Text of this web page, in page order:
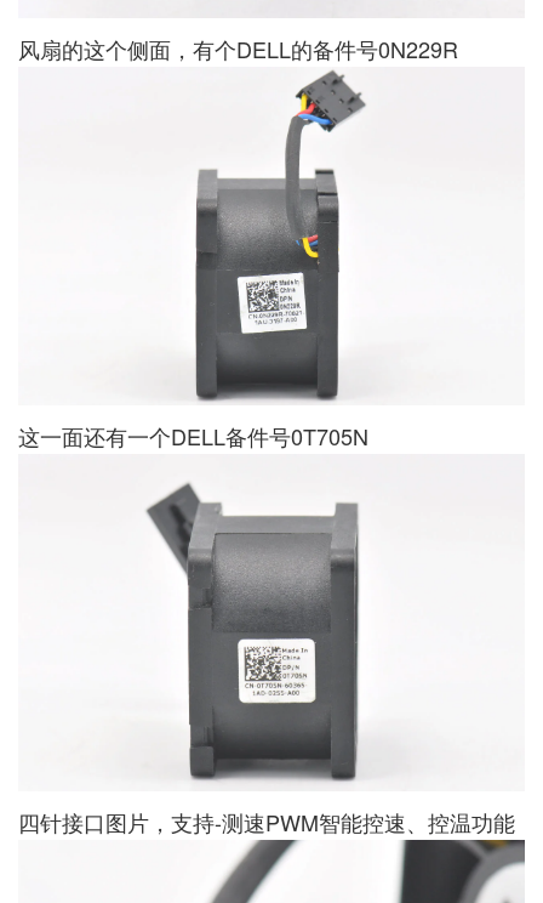
风扇的这个侧面，有个DELL的备件号0N229R
这一面还有一个DELL备件号0T705N
四针接口图片，支持-测速PWM智能控速、控温功能